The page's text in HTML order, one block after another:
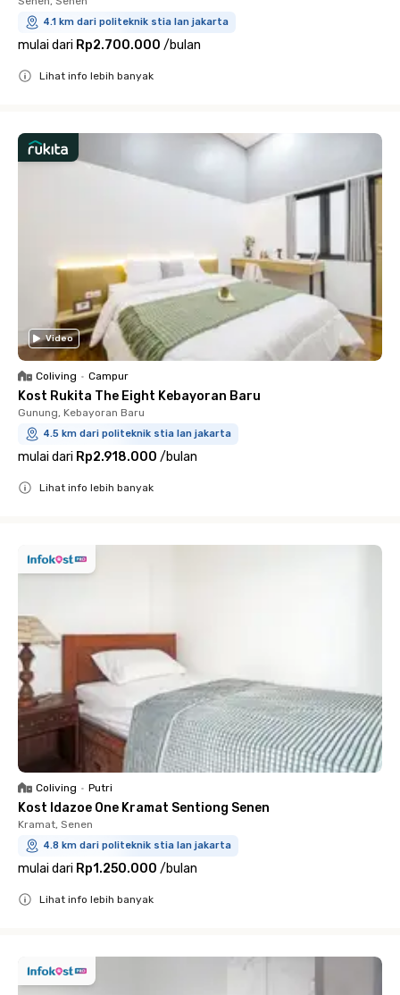
4.1 km dari politeknik stia lan jakarta
mulai dari Rp2.700.000 /bulan
Lihat info lebih banyak
Video
Coliving • Campur
Kost Rukita The Eight Kebayoran Baru
Gunung, Kebayoran Baru
4.5 km dari politeknik stia lan jakarta
mulai dari Rp2.918.000 /bulan
Lihat info lebih banyak
Coliving • Putri
Kost Idazoe One Kramat Sentiong Senen
Kramat, Senen
4.8 km dari politeknik stia lan jakarta
mulai dari Rp1.250.000 /bulan
Lihat info lebih banyak